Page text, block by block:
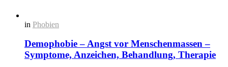
in Phobien
Demophobie – Angst vor Menschenmassen –
Symptome, Anzeichen, Behandlung, Therapie